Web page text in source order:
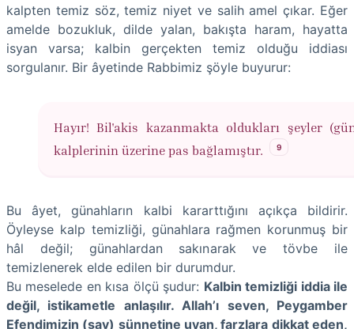
kalpten temiz söz, temiz niyet ve salih amel çıkar. Eğer
amelde bozukluk, dilde yalan, bakışta haram, hayatta
isyan varsa; kalbin gerçekten temiz olduğu iddiası
sorgulanır. Bir âyetinde Rabbimiz şöyle buyurur:
Hayır! Bil'akis kazanmakta oldukları şeyler
kalplerinin üzerine pas bağlamıştır.
9
Bu âyet, günahların kalbi kararttığını açıkça bildirir.
Öyleyse kalp temizliği, günahlara rağmen korunmuş bir
hâl değil; günahlardan sakınarak ve tövbe ile
temizlenerek elde edilen bir durumdur.
Bu meselede en kısa ölçü şudur: Kalbin temizliği iddia ile
değil, istikametle anlaşılır. Allah’ı seven, Peygamber
Efendimizin (sav) sünnetine uyan, farzlara dikkat eden,